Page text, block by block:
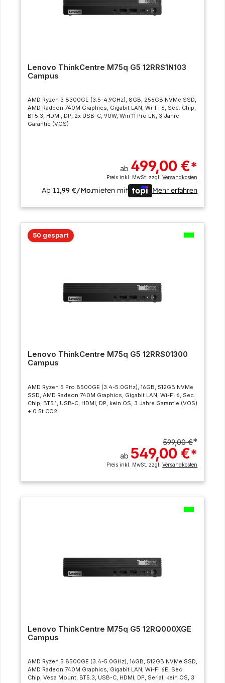
Lenovo ThinkCentre M75q G5 12RRS1N103
Campus
AMD Ryzen 3 8300GE (3.5-4.9GHz), 8GB, 256GB NVMe SSD,
AMD Radeon 740M Graphics, Gigabit LAN, Wi-Fi 6, Sec. Chip,
BT5.3, HDMI, DP, 2x USB-C, 90W, Win 11 Pro EN, 3 Jahre
Garantie (VOS)
ab 499,00 €*
Preis inkl. MwSt. zzgl.Versandkosten
Ab 11,99 €/Mo.mieten mit Mehr erfahren
50 gespart
Lenovo ThinkCentre M75q G5 12RRS01300
Campus
AMD Ryzen 5 Pro 8500GE (3.4-5.0GHz), 16GB, 512GB NVMe
SSD, AMD Radeon 740M Graphics, Gigabit LAN, Wi-Fi 6, Sec.
Chip, BT5.1, USB-C, HDMI, DP, kein OS, 3 Jahre Garantie (VOS)
+ 0.5t CO2
599,00 €*
ab 549,00 €*
Preis inkl. MwSt. zzgl.Versandkosten
Lenovo ThinkCentre M75q G5 12RQ000XGE
Campus
AMD Ryzen 5 8500GE (3.4-5.0GHz), 16GB, 512GB NVMe SSD,
AMD Radeon 740M Graphics, Gigabit LAN, Wi-Fi 6E, Sec.
Chip, Vesa Mount, BT5.3, USB-C, HDMI, DP, Serial, kein OS, 3